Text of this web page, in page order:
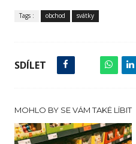
Tags : obchod svátky
SDÍLET
MOHLO BY SE VÁM TAKÉ LÍBIT